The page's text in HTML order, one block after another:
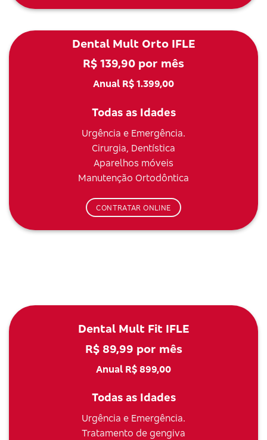
Dental Mult Orto IFLE
R$ 139,90 por mês
Anual R$ 1.399,00
Todas as Idades
Urgência e Emergência.
Cirurgia, Dentística
Aparelhos móveis
Manutenção Ortodôntica
CONTRATAR ONLINE
Dental Mult Fit IFLE
R$ 89,99 por mês
Anual R$ 899,00
Todas as Idades
Urgência e Emergência.
Tratamento de gengiva